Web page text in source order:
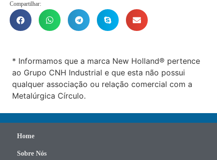
Compartilhar:
* Informamos que a marca New Holland® pertence
ao Grupo CNH Industrial e que esta não possui
qualquer associação ou relação comercial com a
Metalúrgica Círculo.
Home
Sobre Nós